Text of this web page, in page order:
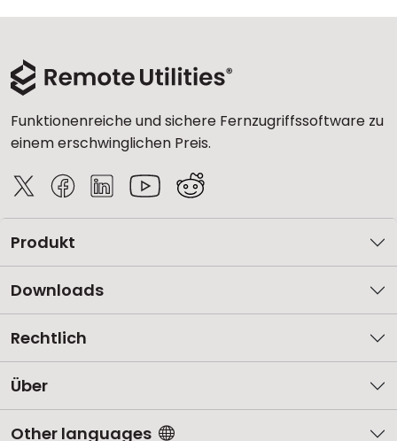
Funktionenreiche und sichere Fernzugriffssoftware zu
einem erschwinglichen Preis.
Produkt
Downloads
Rechtlich
Über
Other languages